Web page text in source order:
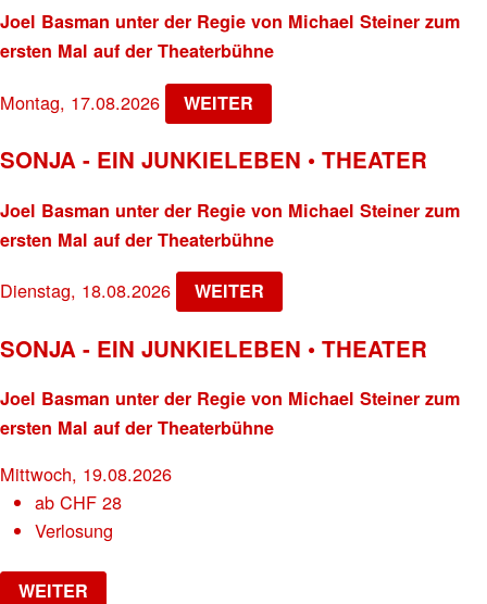
Joel Basman unter der Regie von Michael Steiner zum
ersten Mal auf der Theaterbühne
Montag, 17.08.2026 WEITER
SONJA - EIN JUNKIELEBEN • THEATER
Joel Basman unter der Regie von Michael Steiner zum
ersten Mal auf der Theaterbühne
Dienstag, 18.08.2026 WEITER
SONJA - EIN JUNKIELEBEN • THEATER
Joel Basman unter der Regie von Michael Steiner zum
ersten Mal auf der Theaterbühne
Mittwoch, 19.08.2026
abCHF 28
Verlosung
WEITER